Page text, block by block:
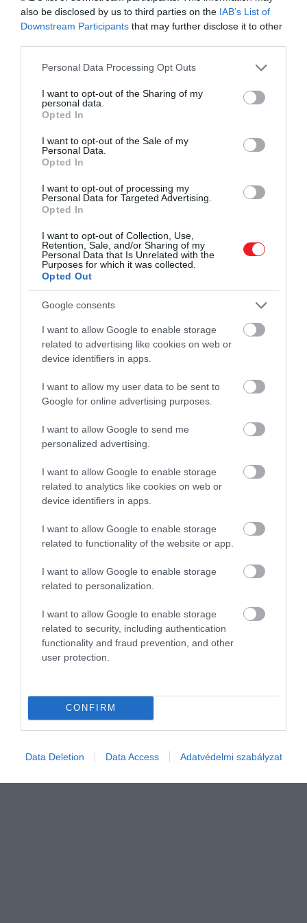
also be disclosed by us to third parties on the IAB’s List of
Downstream Participants that may further disclose it to other
Please note that this website/app uses one or more Google
not limited to your visit or usage behaviour. You may click to
grant or deny consent to Google and its third-party tags to
use your data for below specified purposes in below Google
consent section.
Personal Data Processing Opt Outs
I want to opt-out of the Sharing of my
personal data.
Opted In
I want to opt-out of the Sale of my
Personal Data.
Opted In
I want to opt-out of processing my
Personal Data for Targeted Advertising.
Opted In
I want to opt-out of Collection, Use,
Retention, Sale, and/or Sharing of my
Personal Data that Is Unrelated with the
Purposes for which it was collected.
Opted Out
Google consents
I want to allow Google to enable storage
related to advertising like cookies on web or
device identifiers in apps.
I want to allow my user data to be sent to
Google for online advertising purposes.
I want to allow Google to send me
personalized advertising.
I want to allow Google to enable storage
related to analytics like cookies on web or
device identifiers in apps.
I want to allow Google to enable storage
related to functionality of the website or app.
I want to allow Google to enable storage
related to personalization.
I want to allow Google to enable storage
related to security, including authentication
functionality and fraud prevention, and other
user protection.
CONFIRM
Data Deletion Data Access Adatvédelmi szabályzat
Az elmúlt években egyre több európai
szürke farkast észleltek az Északi-
térségében. A Bükki Nemzeti Park
Igazgatósága (BNPI) szerint ma már
legalább 6–7 farkascsalád él a működési
területükön, bár…
2025. DECEMBER 15. ● HAMU ÉS GYÉMÁNT
Visszatértek a farkasok a
Bükkbe: akár 25 felnőtt
példány…
HAMU ÉS GYÉMÁNT